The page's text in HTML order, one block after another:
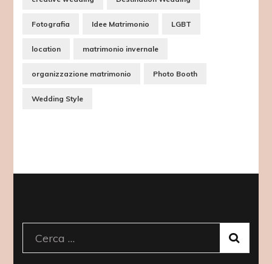
Fotografia Idee Matrimonio LGBT
location matrimonio invernale
organizzazione matrimonio Photo Booth
Wedding Style
Ricerca
per: